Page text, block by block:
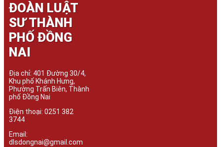
ĐOÀN LUẬT
SƯ THÀNH
PHỐ ĐỒNG
NAI
Địa chỉ: 401 Đường 30/4,
Khu phố Khánh Hưng,
Phường Trấn Biên, Thành
phố Đồng Nai
Điện thoại: 0251 382
3744
Email:
dlsdongnai@gmail.com